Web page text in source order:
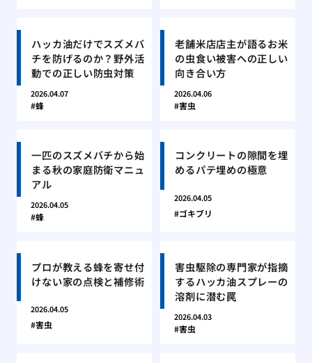
ハッカ油だけでスズメバ
チを防げるのか？野外活
動での正しい防虫対策
2026.04.07
蜂
老舗米店店主が語るお米
の虫食い被害への正しい
向き合い方
2026.04.06
害虫
一匹のスズメバチから始
まる秋の家庭防衛マニュ
アル
2026.04.05
蜂
コンクリートの隙間を埋
めるパテ埋めの極意
2026.04.05
ゴキブリ
プロが教える蜂を寄せ付
けない家の点検と補修術
2026.04.05
害虫
害虫駆除の専門家が指摘
するハッカ油スプレーの
溶剤に潜む罠
2026.04.03
害虫